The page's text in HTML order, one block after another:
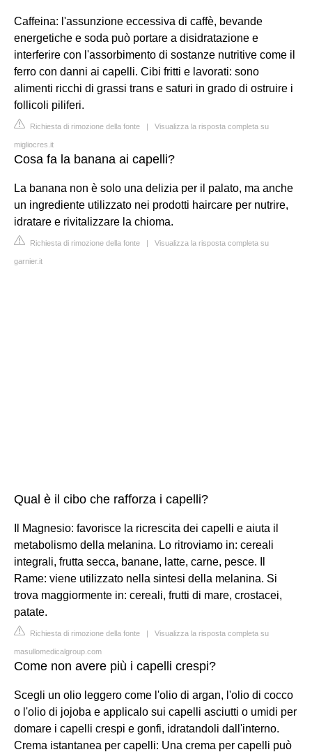
Caffeina: l'assunzione eccessiva di caffè, bevande
energetiche e soda può portare a disidratazione e
interferire con l'assorbimento di sostanze nutritive come il
ferro con danni ai capelli. Cibi fritti e lavorati: sono
alimenti ricchi di grassi trans e saturi in grado di ostruire i
follicoli piliferi.
Richiesta di rimozione della fonte | Visualizza la risposta completa su
migliocres.it
Cosa fa la banana ai capelli?
La banana non è solo una delizia per il palato, ma anche
un ingrediente utilizzato nei prodotti haircare per nutrire,
idratare e rivitalizzare la chioma.
Richiesta di rimozione della fonte | Visualizza la risposta completa su
garnier.it
Qual è il cibo che rafforza i capelli?
Il Magnesio: favorisce la ricrescita dei capelli e aiuta il
metabolismo della melanina. Lo ritroviamo in: cereali
integrali, frutta secca, banane, latte, carne, pesce. Il
Rame: viene utilizzato nella sintesi della melanina. Si
trova maggiormente in: cereali, frutti di mare, crostacei,
patate.
Richiesta di rimozione della fonte | Visualizza la risposta completa su
masullomedicalgroup.com
Come non avere più i capelli crespi?
Scegli un olio leggero come l'olio di argan, l'olio di cocco
o l'olio di jojoba e applicalo sui capelli asciutti o umidi per
domare i capelli crespi e gonfi, idratandoli dall'interno.
Crema istantanea per capelli: Una crema per capelli può